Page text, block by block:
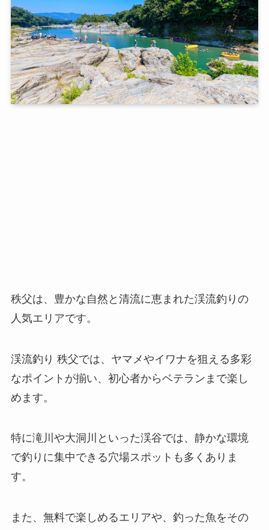
秩父は、豊かな自然と清流に恵まれた渓流釣りの
人気エリアです。
渓流釣り 秩父では、ヤマメやイワナを狙える多彩
なポイントが揃い、初心者からベテランまで楽し
めます。
特に滝川や大洞川といった渓谷では、静かな環境
で釣りに集中できる穴場スポットも多くありま
す。
また、無料で楽しめるエリアや、釣った魚をその